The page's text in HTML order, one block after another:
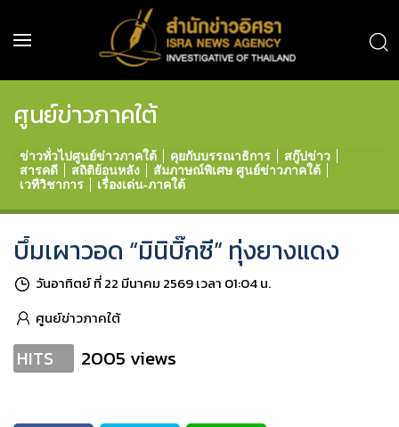
ศูนย์ข่าวภาคใต้
ข่าวทั่วไปศูนย์ข่าวภาคใต้ คุยกับบรรณาธิการ
สกู๊ปข่าว
สารคดี
สถิติย้อนหลัง
สัมภาษณ์พิเศษ ศูนย์ข่าวภาคใต้
เวทีวิชาการ
เรื่องเด่น-ภาคใต้
บึ้มเผาวอด “มินิบิ๊กซี” ทุ่งยางแดง
วันอาทิตย์ ที่ 22 มีนาคม 2569 เวลา 01:04 น.
ศูนย์ข่าวภาคใต้
HITS 2005 views